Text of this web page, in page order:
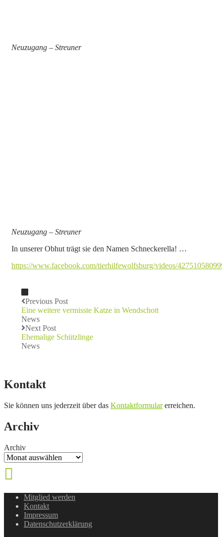
Neuzugang – Streuner
Neuzugang – Streuner
In unserer Obhut trägt sie den Namen Schneckerella! …
https://www.facebook.com/tierhilfewolfsburg/videos/
Previous Post
Eine weitere vermisste Katze in Wendschott
News
Next Post
Ehemalige Schützlinge
News
Kontakt
Sie können uns jederzeit über das Kontaktformularerreichen.
Archiv
Archiv
Mitglied werden
Kontakt
Impressum
Datenschutzerklärung